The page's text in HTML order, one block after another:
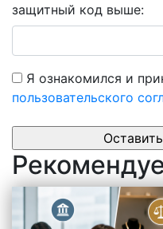
защитный код выше:
Я ознакомился и
пользовательского